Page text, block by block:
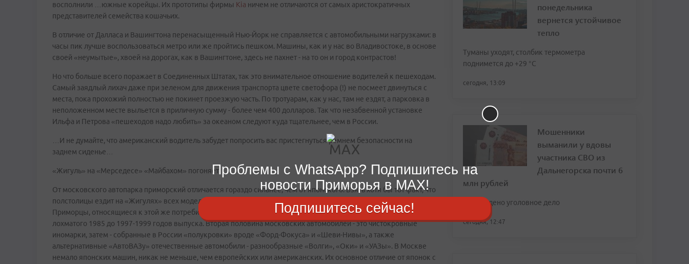
восполнили …южные корейцы. Их прототипы фирмы Kia ничем не отличаются от самых аристократичных
представителей семейства кошачьих.
В отличие от Далласа и Вашингтона перенасыщенный Нью-Йорк не справляется с автомобильными нагрузками: в
часы пик лучше воспользоваться метро или же пройтись пешком. Машины, как и у нас во Владивостоке, в основе
своей «неумытые», хвоей на дорогах, как в Вашингтоне, здесь не пахнет - на то он и город контрастов!
Но что больше всего поражает в Соединенных Штатах, так это внимательное отношение водителей к пешеходам.
Самый заядлый лихач даже при зеленом для движения транспорта цвете светофора (!) не посмеет двинуться с
места, пока прохожий полностью не покинет проезжую часть. По тротуарам, как у нас, там не ездят, а парковка в
неположенном месте выльется в приличную сумму - более чем 400 долларов. Так что незабвенной установке
Ильфа и Петрова «пешеходов надо любить» за океаном следуют куда тщательнее, чем в России.
…И не думайте, что американский водитель забудет попросить вас пристегнуться ремнем безопасности на
заднем сиденье…
«Жигуль» на «Мерседесе» «Майбахом» погоняет
От московского автопарка приморский отличается гораздо сильнее, чем от японского. Взять хотя бы тот факт, что
полстолицы ездит на «Жигулях» всех моделей - от гниющих «копеек» до модных обвешанных «десяток».
Приморцы, относящиеся к этой же потребительской группе, сплошь ездят на подержанных японках - от
лохматого 1985 до 1997-1999 годов выпуска. Вторая половина московских автомобилей - это чистокровные
иномарки, затем - собранные в России «полукровки» вроде «Форд-Фокуса» и «Шеви-Нивы», а также
альтернативные «АвтоВАЗу» отечественные автомобили - разнообразные «Волги», «Оки» и «УАЗы». В Москве
немало японских машин, никак не меньше, чем европейских или американских. Их основное отличие от японок с
понедельника
вернется устойчивое
тепло
Туманы уходят, столбик термометра
поднимется до +29 °С
сегодня, 13:09
Мошенники
выманили у вдовы
участника СВО из
Дальнегорска почти 6
млн рублей
Возбуждено уголовное дело
сегодня, 12:47
Проблемы с WhatsApp? Подпишитесь на
новости Приморья в MAX!
Подпишитесь сейчас!